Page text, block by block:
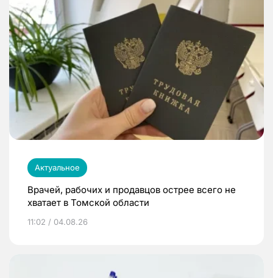
Актуальное
Врачей, рабочих и продавцов острее всего не
хватает в Томской области
11:02 / 04.08.26